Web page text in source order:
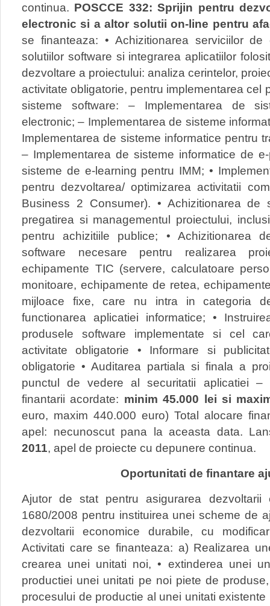
continua. POSCCE 332: Sprijin pentru
electronic si a altor solutii on-line pentru
se finanteaza: • Achizitionarea serviciilor
solutiilor software si integrarea aplicatiilor
dezvoltare a proiectului: analiza cerintelor,
activitate obligatorie, pentru implementarea cel
sisteme software: – Implementarea de
electronic; – Implementarea de sisteme
Implementarea de sisteme informatice pentru
– Implementarea de sisteme informatice de
sisteme de e-learning pentru IMM; •
pentru dezvoltarea/ optimizarea activitatii
Business 2 Consumer). • Achizitionarea de
pregatirea si managementul proiectului,
pentru achizitiile publice; • Achizitionarea
software necesare pentru realizarea
echipamente TIC (servere, calculatoare
monitoare, echipamente de retea,
mijloace fixe, care nu intra in categoria
functionarea aplicatiei informatice; •
produsele software implementate si cel
activitate obligatorie • Informare si
obligatorie • Auditarea partiala si finala a
punctul de vedere al securitatii aplicatiei –
finantarii acordate: minim 45.000 lei si
euro, maxim 440.000 euro) Total alocare
apel: necunoscut pana la aceasta data.
2011, apel de proiecte cu depunere continua.
Oportunitati de finantare
Ajutor de stat pentru asigurarea dezvoltarii
1680/2008 pentru instituirea unei scheme de
dezvoltarii economice durabile, cu
Activitati care se finanteaza: a) Realizarea
crearea unei unitati noi, • extinderea unei
productiei unei unitati pe noi piete de
procesului de productie al unei unitati